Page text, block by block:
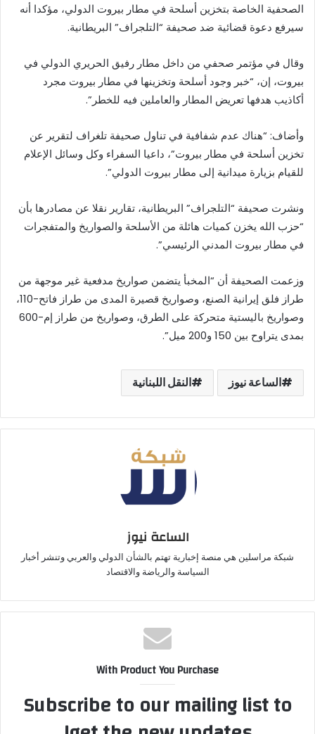
الصحفية الخاصة بتخزين أسلحة في مطار بيروت الدولي، مؤكدا أنه
سيرفع دعوة قضائية ضد صحيفة “التلجراف” البريطانية.
وقال في مؤتمر صحفي من داخل مطار رفيق الحريري الدولي في
بيروت، إن، “خبر وجود أسلحة وتخزينها في مطار بيروت مجرد
أكاذيب هدفها تعريض المطار والعاملين فيه للخطر”.
وأضاف: “هناك عدم شفافية في تناول صحيفة تلغراف لتقرير عن
تخزين أسلحة في مطار بيروت”، داعيا السفراء وكل وسائل الإعلام
للقيام بزيارة ميدانية إلى مطار بيروت الدولي”.
ونشرت صحيفة “التلجراف” البريطانية، تقارير نقلا عن مصادرها بأن
“حزب الله يخزن كميات هائلة من الأسلحة والصواريخ والمتفجرات
في مطار بيروت المدني الرئيسي”.
وزعمت الصحيفة أن “المخبأ يتضمن صواريخ مدفعية غير موجهة من
طراز فلق إيرانية الصنع، وصواريخ قصيرة المدى من طراز فاتح-110،
وصواريخ باليستية متحركة على الطرق، وصواريخ من طراز إم-600
بمدى يتراوح بين 150 و200 ميل”.
الساعة نيوز النقل اللبنانية
الساعة نيوز
شبكة مراسلين هي منصة إخبارية تهتم بالشأن الدولي والعربي وتنشر أخبار
السياسة والرياضة والاقتصاد
With Product You Purchase
Subscribe to our mailing list to